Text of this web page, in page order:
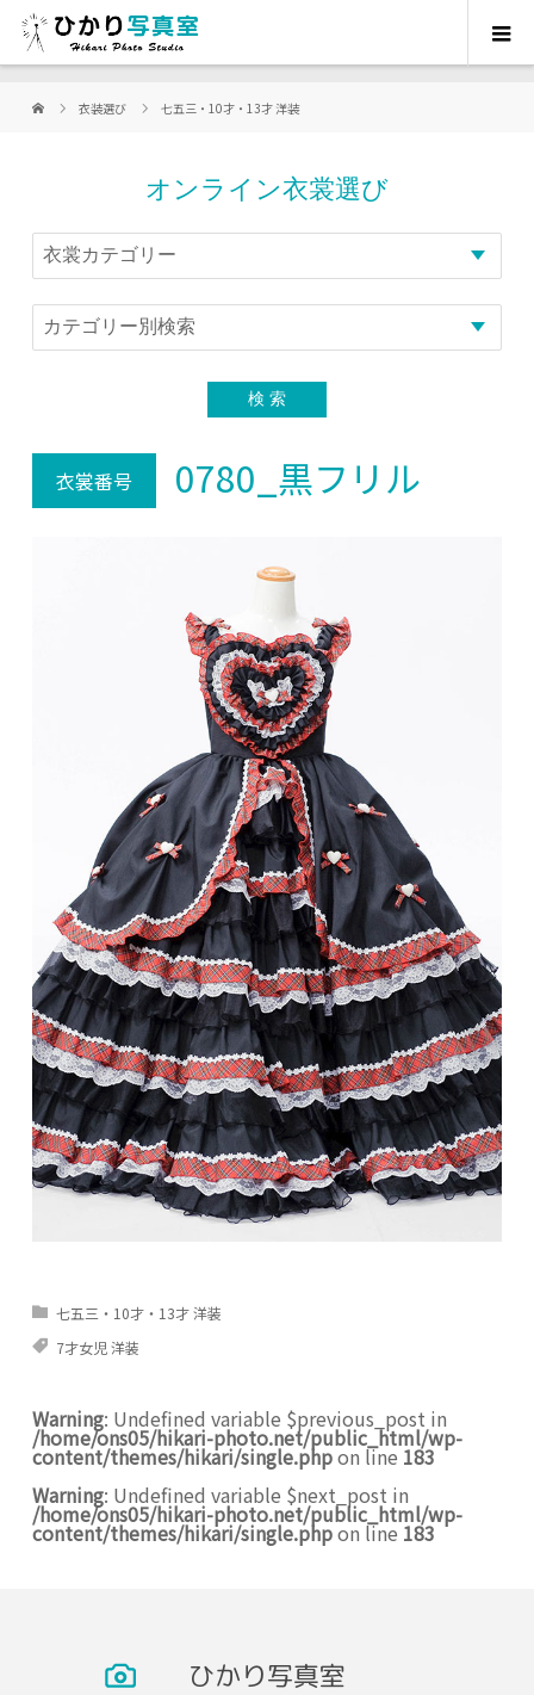
衣装選び 七五三・10才・13才 洋装
オンライン衣裳選び
衣裳番号 0780_黒フリル
七五三・10才・13才 洋装
7才女児 洋装
Warning: Undefined variable $previous_post in
/home/ons05/hikari-photo.net/public_html/wp-
content/themes/hikari/single.phpon line 183
Warning: Undefined variable $next_post in
/home/ons05/hikari-photo.net/public_html/wp-
content/themes/hikari/single.phpon line 183
ひかり写真室